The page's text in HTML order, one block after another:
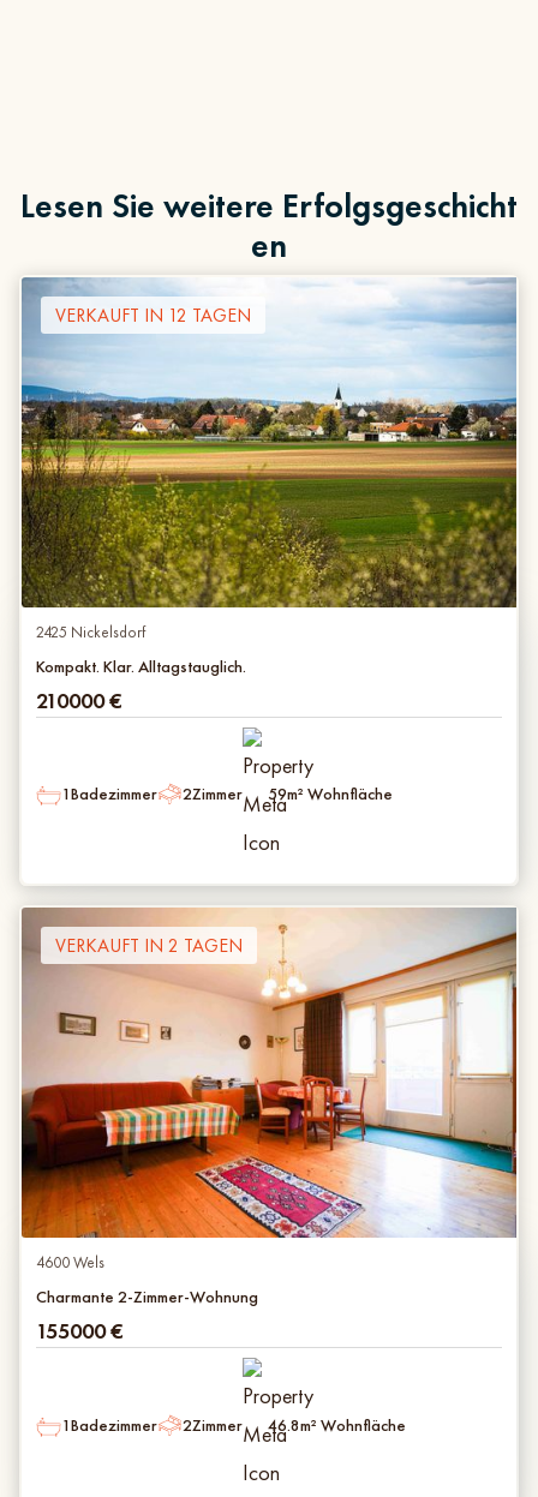
Lesen Sie weitere Erfolgsgeschicht
en
VERKAUFT IN 12 TAGEN
2425 Nickelsdorf
Kompakt. Klar. Alltagstauglich.
210000€
1Badezimmer 2Zimmer 59m² Wohnfläche
VERKAUFT IN 2 TAGEN
4600 Wels
Charmante 2-Zimmer-Wohnung
155000€
1Badezimmer 2Zimmer 46.8m² Wohnfläche